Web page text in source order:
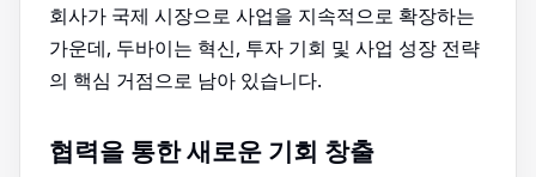
회사가 국제 시장으로 사업을 지속적으로 확장하는
가운데, 두바이는 혁신, 투자 기회 및 사업 성장 전략
의 핵심 거점으로 남아 있습니다.
협력을 통한 새로운 기회 창출